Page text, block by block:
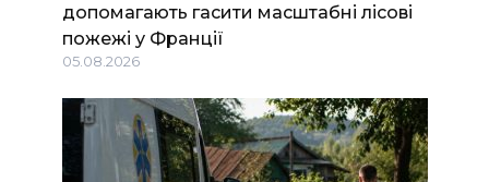
допомагають гасити масштабні лісові
пожежі у Франції
05.08.2026